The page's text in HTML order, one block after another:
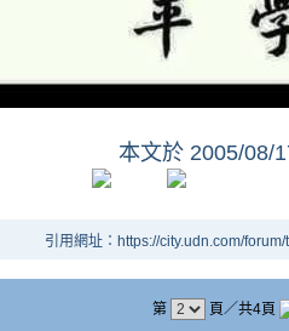
本文於 2005/08/
引用網址：https://city.udn.com/
第 頁／共4頁